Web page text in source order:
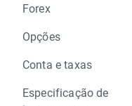
Forex
Opções
Conta e taxas
Especificação de